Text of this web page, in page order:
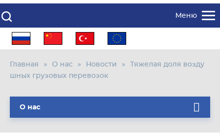
Меню
Главная О нас Новости
Тяжелая доля возду
шных грузовых перевозок
О нас